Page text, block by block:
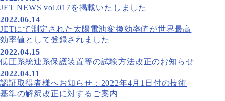
JET NEWS vol.017を掲載いたしました
2022.06.14
JETにて測定された太陽電池変換効率値が世界最高
効率値として登録されました
2022.04.15
低圧系統連系保護装置等の試験方法改正のお知らせ
2022.04.11
認証取得者様へお知らせ：2022年4月1日付の技術
基準の解釈改正に対するご案内